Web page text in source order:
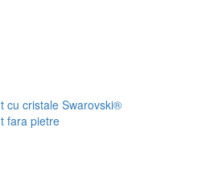
cu cristale Swarovski®
fara pietre